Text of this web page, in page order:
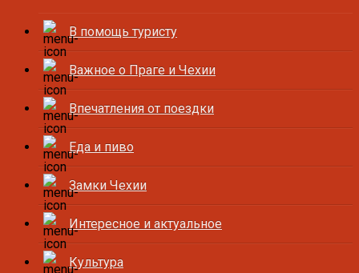
В помощь туристу
Важное о Праге и Чехии
Впечатления от поездки
Еда и пиво
Замки Чехии
Интересное и актуальное
Культура